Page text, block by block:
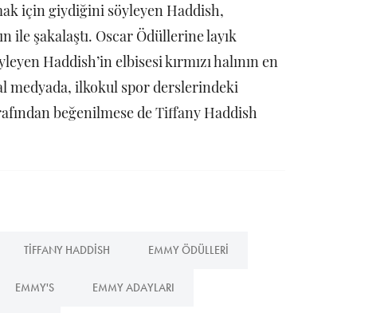
için giydiğini söyleyen Haddish,
ile şakalaştı. Oscar Ödüllerine layık
Haddish’in elbisesi kırmızı halının en
medyada, ilkokul spor derslerindeki
beğenilmese de Tiffany Haddish
TIFFANY HADDISH EMMY ÖDÜLLERI
EMMY'S EMMY ADAYLARI